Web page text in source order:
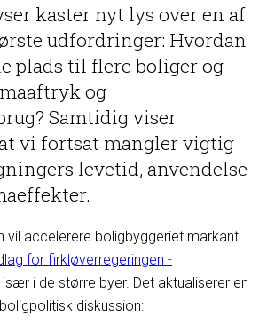
kaster nyt lys over en af
udfordringer: Hvordan
plads til flere boliger og
og
Samtidig viser
vi fortsat mangler vigtig
levetid, anvendelse
vil accelerere boligbyggeriet markant
for firkløverregeringen -
i de større byer. Det aktualiserer en
diskussion: